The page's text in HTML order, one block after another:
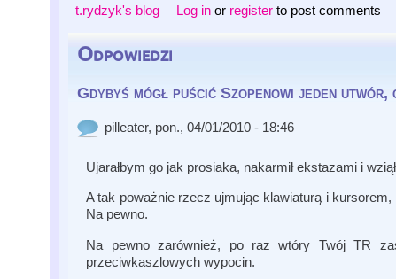
t.rydzyk's blog
Log in or register to post comments
Odpowiedzi
Gdybyś mógł puścić Szopenowi jeden utwór,
pilleater, pon., 04/01/2010 - 18:46
Ujarałbym go jak prosiaka, nakarmił ekstazami i
A tak poważnie rzecz ujmując klawiaturą i
Na pewno.
Na pewno zarównież, po raz wtóry Twój TR
przeciwkaszlowych wypocin.